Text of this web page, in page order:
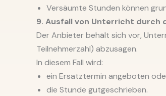
Versäumte Stunden können
9. Ausfall von Unterricht durch
Der Anbieter behält sich vor,
Teilnehmerzahl) abzusagen.
In diesem Fall wird:
ein Ersatztermin angeboten
die Stunde gutgeschrieben.